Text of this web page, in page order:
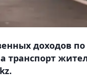
доходов по
транспорт